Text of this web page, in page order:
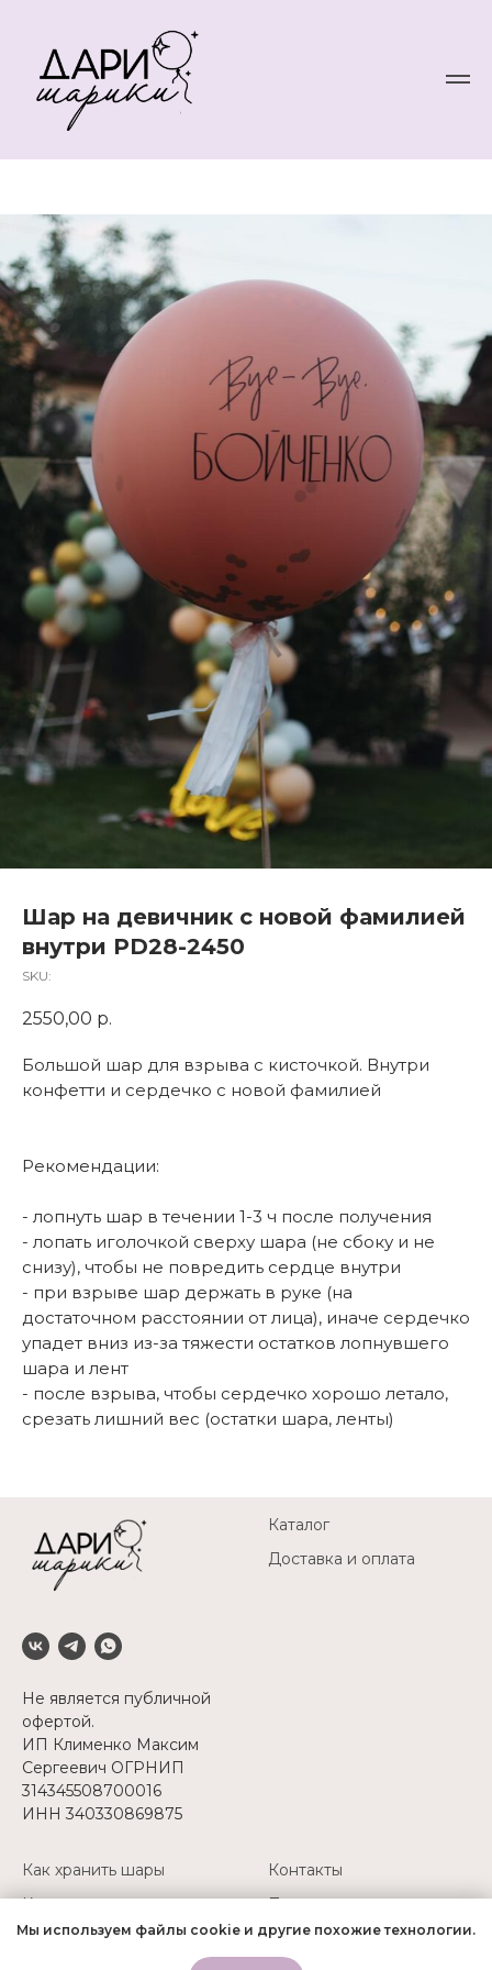
Мы используем файлы cookie и другие похожие технологии.
Шар на девичник с новой фамилией
внутри PD28-2450
SKU:
2550,00 р.
Большой шар для взрыва с кисточкой. Внутри
конфетти и сердечко с новой фамилией
Рекомендации:
- лопнуть шар в течении 1-3 ч после получения
- лопать иголочкой сверху шара (не сбоку и не
снизу), чтобы не повредить сердце внутри
- при взрыве шар держать в руке (на
достаточном расстоянии от лица), иначе сердечко
упадет вниз из-за тяжести остатков лопнувшего
шара и лент
- после взрыва, чтобы сердечко хорошо летало,
срезать лишний вес (остатки шара, ленты)
Не является публичной
офертой.
ИП Клименко Максим
Сергеевич ОГРНИП
314345508700016
ИНН 340330869875
Каталог
Доставка и оплата
Как хранить шары
Как перевозить шары
Надуть свои шары
Контакты
Политика
конфиденциальности
+7(927) 511-52-45